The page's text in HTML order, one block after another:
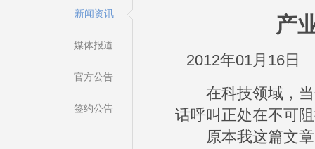
新闻资讯
媒体报道
官方公告
签约公告
产
2012年01月16日
在科技领域，当
话呼叫正处在不可
原本我这篇文章